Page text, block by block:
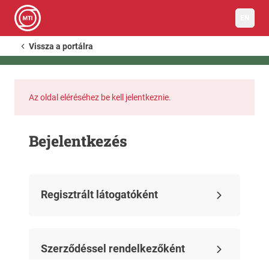
Vissza a portálra
Az oldal eléréséhez be kell jelentkeznie.
Bejelentkezés
Regisztrált látogatóként
Szerződéssel rendelkezőként